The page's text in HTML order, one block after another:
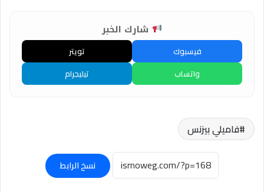
شارك الخبر
فيسبوك
تويتر
واتساب
تيليجرام
فاميلي بيزنس
نسخ الرابط